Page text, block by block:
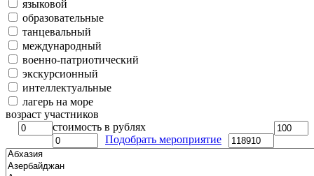
языковой
образовательные
танцевальный
международный
военно-патриотический
экскурсионный
интеллектуальные
лагерь на море
возраст участников
стоимость в рублях
Подобрать мероприятие